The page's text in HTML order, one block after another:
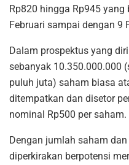
Rp820 hingga Rp945
Februari sampai dengan 9
Dalam prospektus yang
sebanyak 10.350.000.000
puluh juta) saham biasa
ditempatkan dan disetor
nominal Rp500 per saham.
Dengan jumlah saham
diperkirakan berpotensi